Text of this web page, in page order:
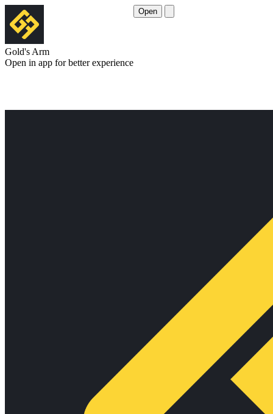
Gold's Arm
Open in app for better experience
Open